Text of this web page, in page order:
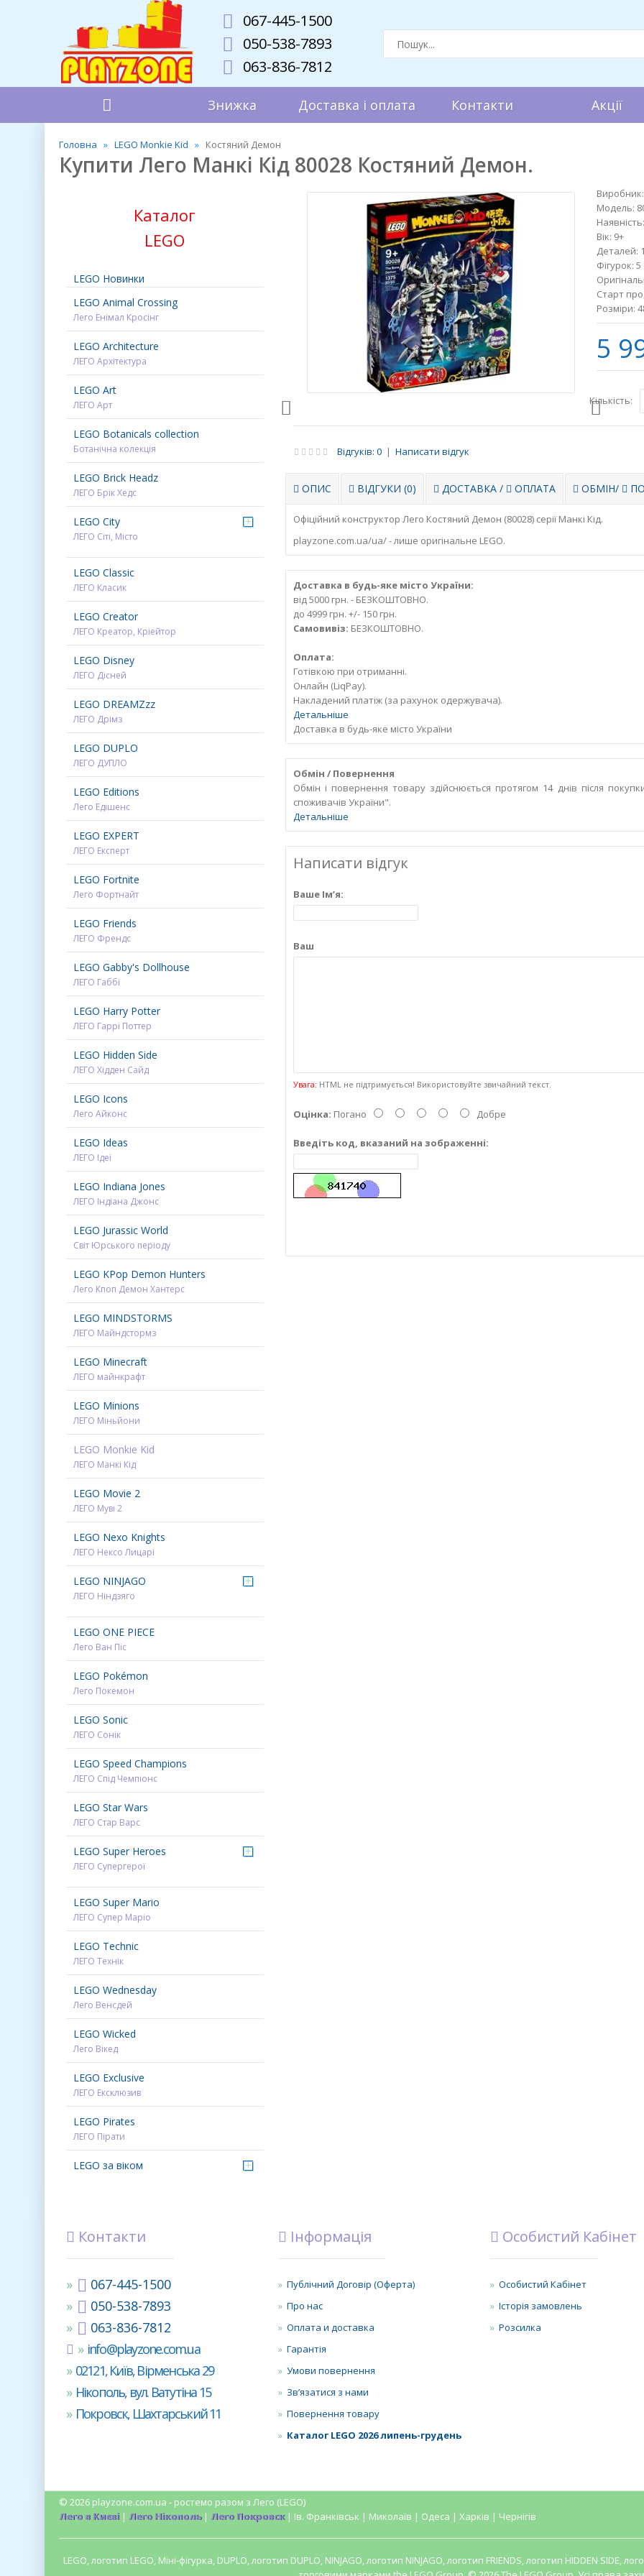
067-445-1500
050-538-7893
063-836-7812
Знижка Доставка і оплата Контакти Акції
Головна LEGO Monkie Kid Костяний Демон
Купити Лего Манкі Кід 80028 Костяний Демон.
Каталог
LEGO
LEGO Новинки
LEGO Animal Crossing
Лего Енімал Кросінг
LEGO Architecture
ЛЕГО Архітектура
LEGO Art
ЛЕГО Арт
LEGO Botanicals collection
Ботанічна колекція
LEGO Brick Headz
ЛЕГО Брік Хедс
LEGO City
ЛЕГО Сіті, Місто
+
LEGO Classic
ЛЕГО Класик
LEGO Creator
ЛЕГО Креатор, Кріейтор
LEGO Disney
ЛЕГО Дісней
LEGO DREAMZzz
ЛЕГО Дрімз
LEGO DUPLO
ЛЕГО ДУПЛО
LEGO Editions
Лего Едішенс
LEGO EXPERT
ЛЕГО Експерт
LEGO Fortnite
Лего Фортнайт
LEGO Friends
ЛЕГО Френдс
LEGO Gabby's Dollhouse
ЛЕГО Габбі
LEGO Harry Potter
ЛЕГО Гаррі Поттер
LEGO Hidden Side
ЛЕГО Хідден Сайд
LEGO Icons
Лего Айконс
LEGO Ideas
ЛЕГО Ідеї
LEGO Indiana Jones
ЛЕГО Індіана Джонс
LEGO Jurassic World
Світ Юрського періоду
LEGO KPop Demon Hunters
Лего Кпоп Демон Хантерс
LEGO MINDSTORMS
ЛЕГО Майндстормз
LEGO Minecraft
ЛЕГО майнкрафт
LEGO Minions
ЛЕГО Міньйони
LEGO Monkie Kid
ЛЕГО Манкі Кід
LEGO Movie 2
ЛЕГО Муві 2
LEGO Nexo Knights
ЛЕГО Нексо Лицарі
LEGO NINJAGO
ЛЕГО Ніндзяго
+
LEGO ONE PIECE
Лего Ван Піс
LEGO Pokémon
Лего Покемон
LEGO Sonic
ЛЕГО Сонік
LEGO Speed Champions
ЛЕГО Спід Чемпіонс
LEGO Star Wars
ЛЕГО Стар Варс
LEGO Super Heroes
ЛЕГО Супергерої
+
LEGO Super Mario
ЛЕГО Супер Маріо
LEGO Technic
ЛЕГО Технік
LEGO Wednesday
Лего Венсдей
LEGO Wicked
Лего Вікед
LEGO Exclusive
ЛЕГО Ексклюзив
LEGO Pirates
ЛЕГО Пірати
LEGO за віком +
Виробник:
Модель:
Наявність:
Вік: 9+
Деталей:
Фігурок: 5
Старт
Розміри:
5
Кількість:
Відгуків: 0| Написати відгук
ОПИС ВІДГУКИ (0) ДОСТАВКА/ ОПЛАТА ОБМІН/
Офіційний конструктор Лего Костяний Демон (80028) серії Манкі Кід.
playzone.com.ua/ua/ - лише оригінальне LEGO.
Доставка в будь-яке місто України:
від 5000 грн. - БЕЗКОШТОВНО.
до 4999 грн. +/- 150 грн.
Самовивіз: БЕЗКОШТОВНО.
Оплата:
Готівкою при отриманні.
Онлайн (LiqPay).
Накладений платіж (за рахунок одержувача).
Детальніше
Доставка в будь-яке місто України
Обмін / Повернення
Обмін і повернення товару здійснюється протягом 14 днів після
споживачів України".
Детальніше
Написати відгук
Ваше Ім’я:
Ваш
Увага: HTML не підтримується! Використовуйте звичайний текст.
Оцінка: Погано Добре
Введіть код, вказаний на зображенні:
Контакти
067-445-1500
050-538-7893
063-836-7812
info@playzone.com.ua
02121, Київ, Вірменська 29
Нікополь, вул. Ватутіна 15
Покровск, Шахтарський 11
Інформація
Публічний Договір (Оферта)
Про нас
Оплата и доставка
Гарантія
Умови повернення
Зв’язатися з нами
Повернення товару
Каталог LEGO 2026 липень-грудень
Особистий Кабінет
Особистий Кабінет
Історія замовлень
Розсилка
© 2026 playzone.com.ua - ростемо разом з Лего (LEGO)
Лего в Києві| Лего Нікополь| Лего Покровск| Ів. Франківськ | Миколаїв | Одеса | Харків | Чернігів
LEGO, логотип LEGO, Міні-фігурка, DUPLO, логотип DUPLO, NINJAGO, логотип NINJAGO, логотип FRIENDS, логотип HIDDEN SIDE,